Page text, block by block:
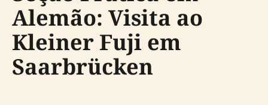
Alemão: Visita ao
Kleiner Fuji em
Saarbrücken